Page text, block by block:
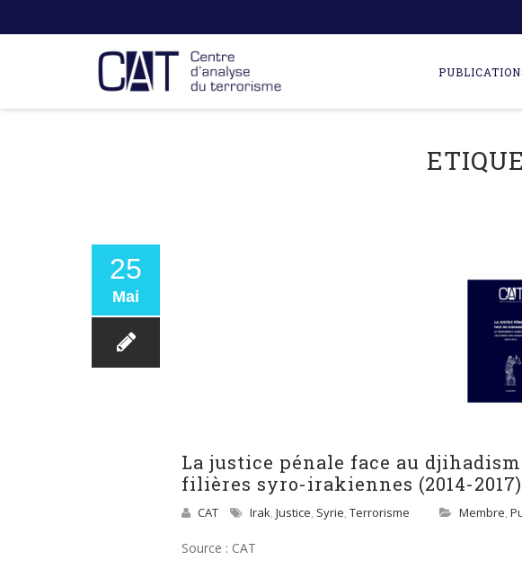
content
25
Mai
La justice pénale face au
filières syro-irakiennes (2014-2017)
CAT Irak, Justice, Syrie, Terrorisme Membre,
Source : CAT